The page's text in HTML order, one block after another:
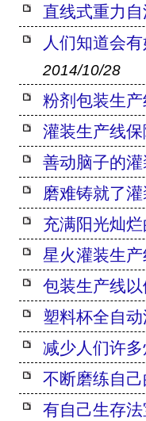
直线式重力
人们知道会
2014/10/28
粉剂包装生
灌装生产线
善动脑子的
磨难铸就了
充满阳光灿
星火灌装生
包装生产线
塑料杯全自
减少人们许
不断磨练自
有自己生存